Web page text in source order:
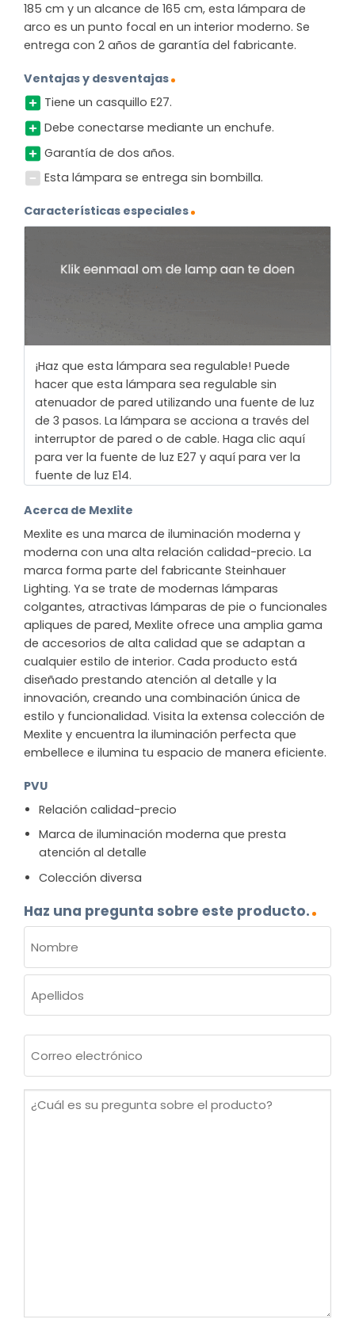
185 cm y un alcance de 165 cm, esta lámpara de
arco es un punto focal en un interior moderno. Se
entrega con 2 años de garantía del fabricante.
Ventajas y desventajas
Tiene un casquillo E27.
Debe conectarse mediante un enchufe.
Garantía de dos años.
Esta lámpara se entrega sin bombilla.
Características especiales
¡Haz que esta lámpara sea regulable! Puede
hacer que esta lámpara sea regulable sin
atenuador de pared utilizando una fuente de luz
de 3 pasos. La lámpara se acciona a través del
interruptor de pared o de cable. Haga clic aquí
para ver la fuente de luz E27 y aquí para ver la
fuente de luz E14.
Acerca de Mexlite
Mexlite es una marca de iluminación moderna y
moderna con una alta relación calidad-precio. La
marca forma parte del fabricante Steinhauer
Lighting. Ya se trate de modernas lámparas
colgantes, atractivas lámparas de pie o funcionales
apliques de pared, Mexlite ofrece una amplia gama
de accesorios de alta calidad que se adaptan a
cualquier estilo de interior. Cada producto está
diseñado prestando atención al detalle y la
innovación, creando una combinación única de
estilo y funcionalidad. Visita la extensa colección de
Mexlite y encuentra la iluminación perfecta que
embellece e ilumina tu espacio de manera eficiente.
PVU
Relación calidad-precio
Marca de iluminación moderna que presta
atención al detalle
Colección diversa
Haz una pregunta sobre este producto.
(OBLIGATORIO)
Nombre
electrónico
¿Cuál